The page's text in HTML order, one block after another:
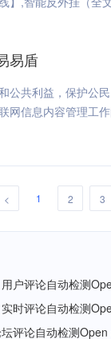
易盾
公共利益，保护公
网信息内容管理工
< 1 2 3
用户评论自动检测
实时评论自动检测
评论自动检测Open